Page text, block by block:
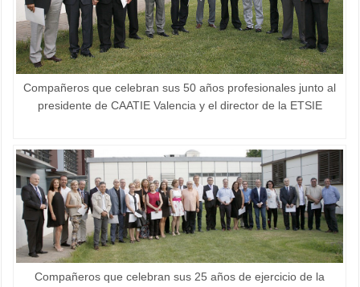
Compañeros que celebran sus 50 años profesionales junto al
presidente de CAATIE Valencia y el director de la ETSIE
Compañeros que celebran sus 25 años de ejercicio de la